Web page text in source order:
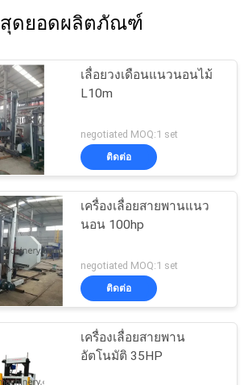
สุดยอดผลิตภัณฑ์
เลื่อยวงเดือนแนวนอนไม้
L10m
negotiated MOQ:1 set
ติดต่อ
เครื่องเลื่อยสายพานแนว
นอน 100hp
negotiated MOQ:1 set
ติดต่อ
เครื่องเลื่อยสายพาน
อัตโนมัติ 35HP